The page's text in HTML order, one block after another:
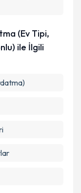
(Ev Tipi,
ile İlgili